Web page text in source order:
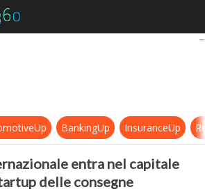
Un colosso internazionale entra
BankingUp InsuranceUp
entra nel capitale
delle consegne